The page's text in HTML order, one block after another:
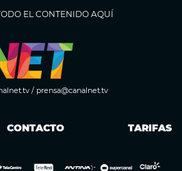
EL CONTENIDO AQUÍ
/ prensa@canalnet.tv
CONTACTO TARIFAS